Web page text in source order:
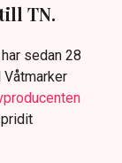
TN.
sedan 28